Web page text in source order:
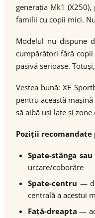
generația Mk1
familii cu copii mici.
Modelul nu dispune
cumpărători fără copii
pasivă serioase.
Vestea bună: XF
pentru această
să aibă uși late și
Poziții
Spate-stânga
urcare/coborâre
Spate-centru —
centrală a acestui
Față-dreapta —